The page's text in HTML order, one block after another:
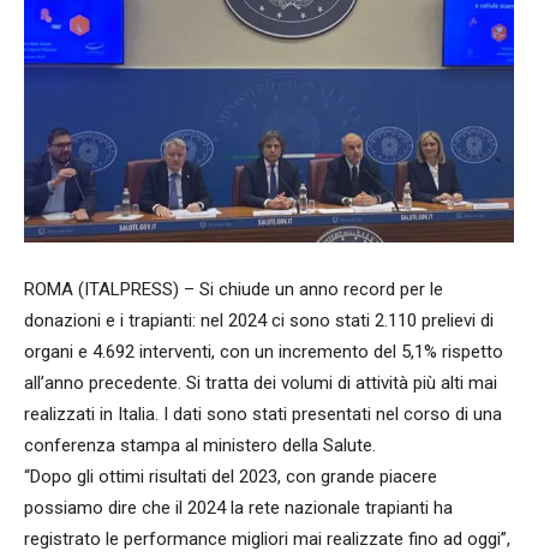
ROMA (ITALPRESS) – Si chiude un anno record per le
donazioni e i trapianti: nel 2024 ci sono stati 2.110 prelievi di
organi e 4.692 interventi, con un incremento del 5,1% rispetto
all’anno precedente. Si tratta dei volumi di attività più alti mai
realizzati in Italia. I dati sono stati presentati nel corso di una
conferenza stampa al ministero della Salute.
“Dopo gli ottimi risultati del 2023, con grande piacere
possiamo dire che il 2024 la rete nazionale trapianti ha
registrato le performance migliori mai realizzate fino ad oggi”,